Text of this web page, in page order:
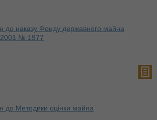
до наказу Фонду державного майна
№ 1977
до Методики оцінки майна